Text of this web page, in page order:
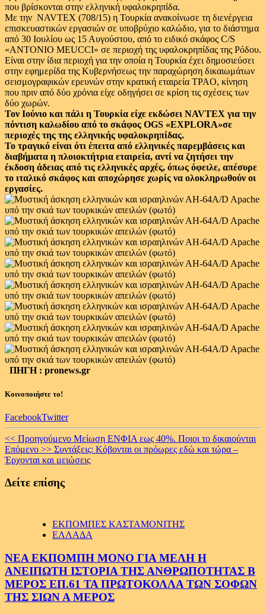
που βρίσκονται στην ελληνική υφαλοκρηπίδα.
Με την NAVTEX (708/15) η Τουρκία ανακοίνωσε τη διενέργεια
επισκευαστικών εργασιών σε υποβρύχιο καλώδιο, για το διάστημα
από 30 Ιουλίου ως 15 Αυγούστου, από το ειδικό σκάφος C/S
«ANTONIO MEUCCI» σε περιοχή της υφαλοκρηπίδας της Ρόδου.
Είναι στην ίδια περιοχή για την οποία η Τουρκία έχει δημοσιεύσει
στην εφημερίδα της Κυβερνήσεως την παραχώρηση δικαιωμάτων
σεισμογραφικών ερευνών στην κρατική εταιρεία TPAO, κίνηση
που πριν από δύο χρόνια είχε οδηγήσει σε κρίση τις σχέσεις των
δύο χωρών.
Τον Ιούνιο και πάλι η Τουρκία είχε εκδώσει NAVTEX για την
πόντιση καλωδίου από το σκάφος OGS «EXPLORA»σε
περιοχές της της ελληνικής υφαλοκρηπίδας.
Το τραγικό είναι ότι έπειτα από ελληνικές παρεμβάσεις και
διαβήματα η πλοιοκτήτρια εταιρεία, αντί να ζητήσει την
έκδοση άδειας από τις ελληνικές αρχές, όπως όφειλε, απέσυρε
το ιταλικό σκάφος και αποχώρησε χωρίς να ολοκληρωθούν οι
εργασίες.
ΠΗΓΗ : pronews.gr
Κοινοποιήστε το!
FacebookTwitter
Continue
Reading
<< Προηγούμενο Μείωση ΕΝΦΙΑ εως 40%. Ποιοι το δικαιούνται
Επόμενο >> Συντάξεις: Κόβονται οι πρόωρες εδώ και τώρα –
Έρχονται και μειώσεις
Δείτε επίσης
ΕΚΠΟΜΠΕΣ ΚΑΣΤΑΜΟΝΙΤΗΣ
ΕΛΛΑΔΑ
ΝΕΑ ΕΚΠΟΜΠΗ ΜΟΝΟ ΓΙΑ ΜΕΛΗ Η
ΑΝΕΙΠΩΤΗ ΙΣΤΟΡΙΑ ΤΗΣ ΑΝΘΡΩΠΟΤΗΤΑΣ Β
ΜΕΡΟΣ ΕΠ.61 ΤΑ ΠΡΩΤΟΚΟΛΛΑ ΤΩΝ ΣΟΦΩΝ
ΤΗΣ ΣΙΩΝ Α ΜΕΡΟΣ